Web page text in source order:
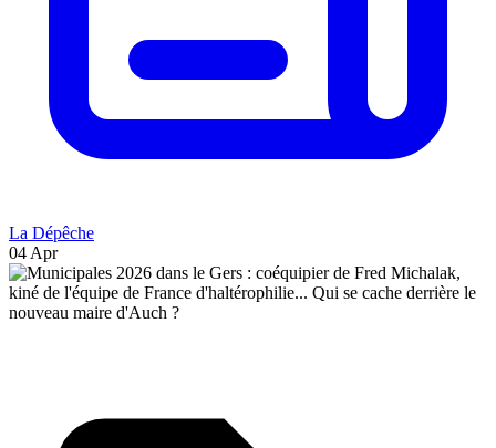
La Dépêche
04 Apr